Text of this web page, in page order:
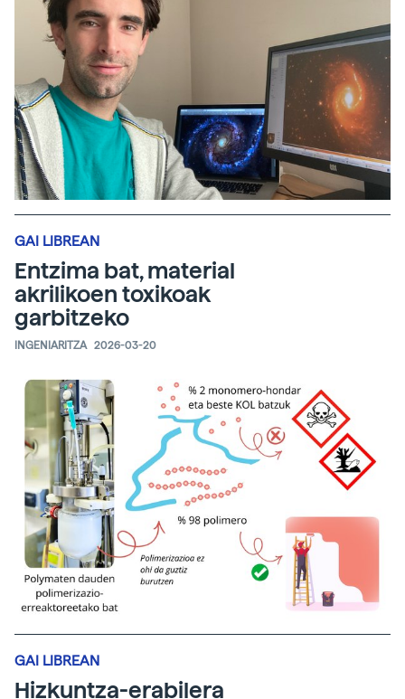
GAI LIBREAN
Entzima bat, material
akrilikoen toxikoak
garbitzeko
INGENIARITZA 2026-03-20
GAI LIBREAN
Hizkuntza-erabilera